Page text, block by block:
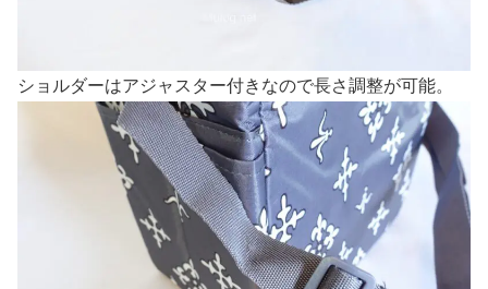
ショルダーはアジャスター付きなので長さ調整が可能。